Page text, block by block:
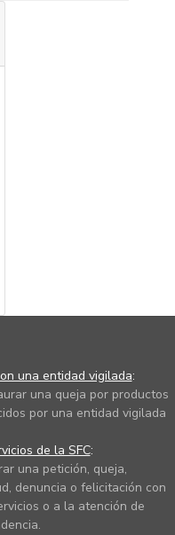
una entidad vigilada:
una queja por productos
por una entidad vigilada
de la SFC:
una petición, queja,
denuncia o felicitación con
o a la atención de